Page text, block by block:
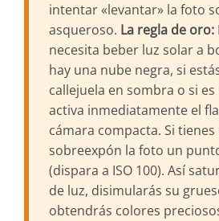
intentar «levantar» la foto
asqueroso. La regla de oro:
necesita beber luz solar a
hay una nube negra, si
callejuela en sombra o si
activa inmediatamente el
cámara compacta. Si
sobreexpón la foto un
(dispara a ISO 100). Así
de luz, disimularás su
obtendrás colores